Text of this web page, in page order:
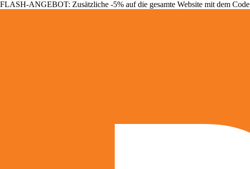
FLASH-ANGEBOT: Zusätzliche -5% auf die gesamte Website mit dem Code